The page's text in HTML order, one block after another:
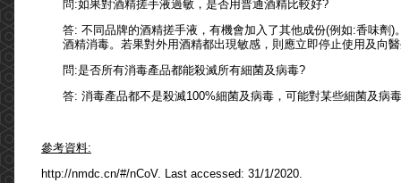
問:如果對酒精搓手液過敏，是否用普通酒精比較好?
答: 不同品牌的酒精搓手液，有機會加入了其他成份(例如:香味劑
酒精消毒。若果對外用酒精都出現敏感，則應立即停止使用及向
問:是否所有消毒產品都能殺滅所有細菌及病毒?
答: 消毒產品都不是殺滅100%細菌及病毒，可能對某些細菌及病
參考資料:
http://nmdc.cn/#/nCoV. Last accessed: 31/1/2020.